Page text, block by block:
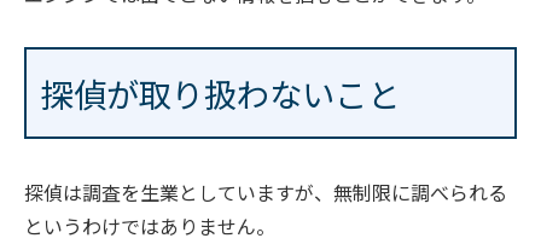
探偵が取り扱わないこと
探偵は調査を生業としていますが、無制限に調べられる
というわけではありません。